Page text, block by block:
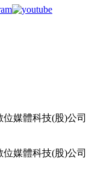
位媒體科技(股)公司
位媒體科技(股)公司